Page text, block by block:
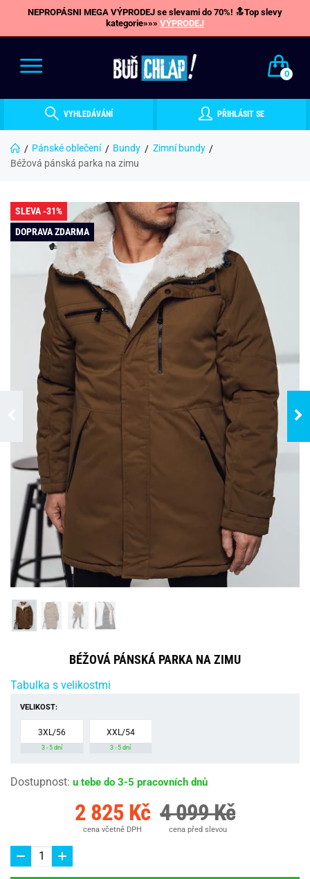
NEPROPÁSNI MEGA VÝPRODEJ se slevami do 70%! 🔝Top slevy
kategorie»»» VÝPRODEJ
0
VYHLEDÁVÁNÍ PŘIHLÁSIT SE
Pánské oblečení Bundy
Zimní bundy
Béžová pánská parka na zimu
SLEVA -31%
DOPRAVA ZDARMA
BÉŽOVÁ PÁNSKÁ PARKA NA ZIMU
Tabulka s velikostmi
VELIKOST:
3XL/56
3 - 5 dní
XXL/54
3 - 5 dní
Dostupnost: u tebe do 3-5 pracovních dnů
2 825 Kč
cena včetně DPH
4 099 Kč
cena před slevou